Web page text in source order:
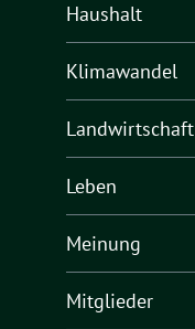
Haushalt
Klimawandel
Landwirtschaft
Leben
Meinung
Mitglieder